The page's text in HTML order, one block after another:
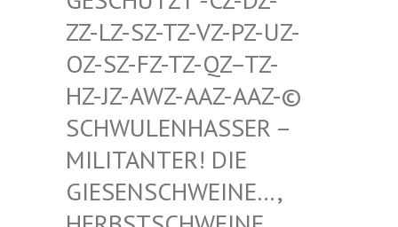
Z-TZ-VZ-PZ-UZ-OZ-SZ-F
Z-TZ-QZ–TZ-HZ-JZ-A
WZ-AAZ-AAZ-© SCHWULE
NHASSER – MILITAN
TER! DIE GIESENS
CHWEINE…, HERBSTS